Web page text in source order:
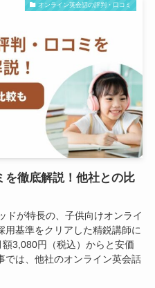
オンライン英会話の評判・口コミ
徹底解説！他社との比
ドが特長の、子供向けオンライ
用基準をクリアした精鋭講師に
3,080円（税込）からと安価
では、他社のオンライン英会話